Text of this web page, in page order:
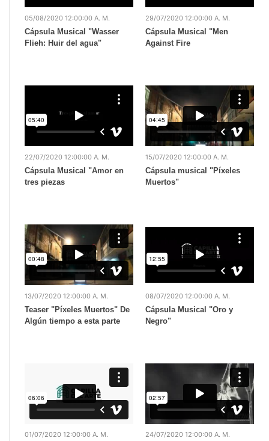
05/08/2020 12:00:00 A. M.
Cápsula Musical "Wasser
Flieh: Huir del agua"
29/07/2020 12:00:00 A. M.
Cápsula Musical "Men
Against Fire
22/07/2020 12:00:00 A. M.
Cápsula Musical "Amor en
tres piezas
15/07/2020 12:00:00 A. M.
Cápsula musical "Píxeles
Muertos"
13/07/2020 12:00:00 A. M.
Teaser "Píxeles Muertos" De
Algún tiempo a esta parte
08/07/2020 12:00:00 A. M.
Cápsula Musical "Oro y
Negro"
01/07/2020 12:00:00 A. M. 24/07/2020 12:00:00 A. M.